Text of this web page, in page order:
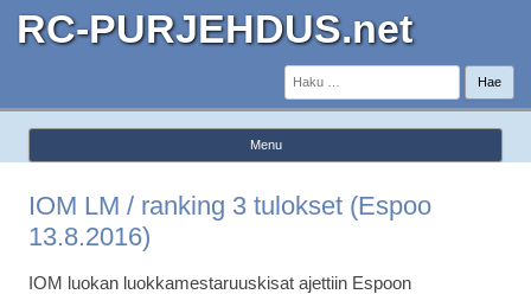
RC-PURJEHDUS.net
Haku:
Menu
IOM LM / ranking 3 tulokset (Espoo
13.8.2016)
IOM luokan luokkamestaruuskisat ajettiin Espoon